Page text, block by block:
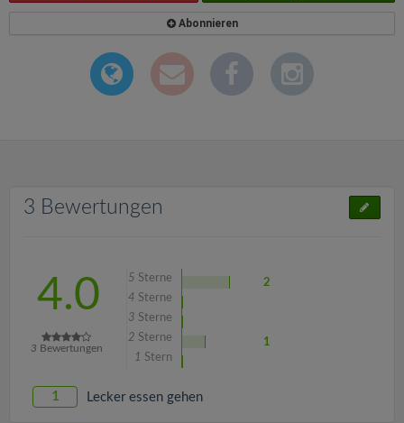
Abonnieren
3 Bewertungen
4.0
3 Bewertungen
5 Sterne
2
4 Sterne
3 Sterne
2 Sterne
1
1 Stern
1 Lecker essen gehen